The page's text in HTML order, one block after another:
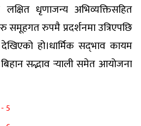
लक्षित धृणाजन्य अभिव्यक्तिसहित
समूहगत रुपमै प्रदर्शनमा उत्रिएपछि
हो।धार्मिक सद्‌भाव कायम
सद्भाव र्‍याली समेत आयोजना